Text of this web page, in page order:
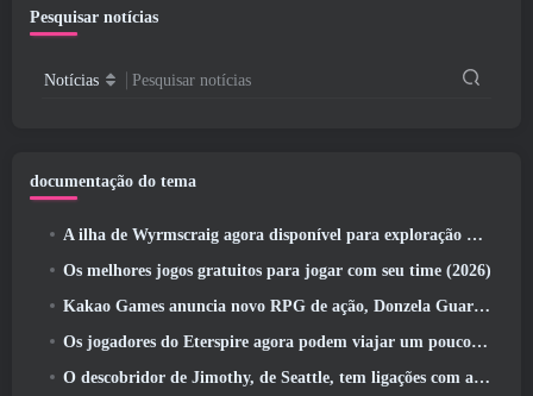
Pesquisar notícias
Notícias Pesquisar notícias
documentação do tema
A ilha de Wyrmscraig agora disponível para exploração no RuneScape da velha escola
Os melhores jogos gratuitos para jogar com seu time (2026)
Kakao Games anuncia novo RPG de ação, Donzela Guardiã
Os jogadores do Eterspire agora podem viajar um pouco no tempo… como um deleite
O descobridor de Jimothy, de Seattle, tem ligações com a ArenaNet, Então é claro que eles estão adicionando isso ao Guild Wars 2